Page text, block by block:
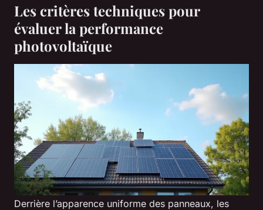
Les critères techniques pour
évaluer la performance
photovoltaïque
Derrière l’apparence uniforme des panneaux, les